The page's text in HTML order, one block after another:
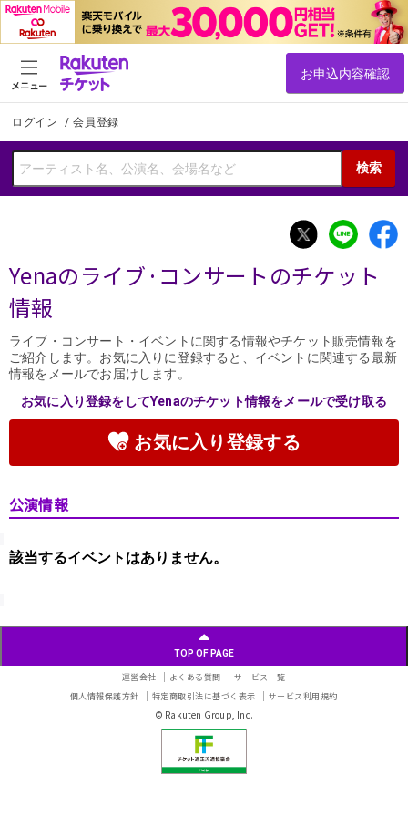
ログイン /会員登録
検索
メニュー
Yenaのライブ·コンサートのチケット
情報
ライブ・コンサート・イベントに関する情報やチケット販売情報を
ご紹介します。お気に入りに登録すると、イベントに関連する最新
情報をメールでお届けします。
お気に入り登録をしてYenaのチケット情報をメールで受け取る
お気に入り登録する
公演情報
該当するイベントはありません。
TOP OF PAGE
運営会社 よくある質問
サービス一覧
個人情報保護方針
特定商取引法に基づく表示 サービス利用規約
© Rakuten Group, Inc.